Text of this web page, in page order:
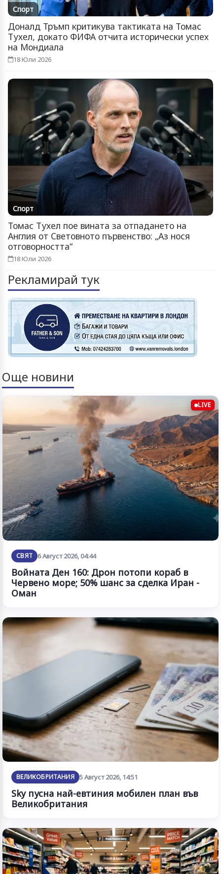
Спорт
Доналд Тръмп критикува тактиката на Томас
Тухел, докато ФИФА отчита исторически успех
на Мондиала
18 Юли 2026
Спорт
Томас Тухел пое вината за отпадането на
Англия от Световното първенство: „Аз нося
отговорността“
18 Юли 2026
Рекламирай тук
Още новини
LIVE
СВЯТ 6 Август 2026, 04:44
Войната Ден 160: Дрон потопи кораб в
Червено море; 50% шанс за сделка Иран -
Оман
ВЕЛИКОБРИТАНИЯ 5 Август 2026, 14:51
Sky пусна най-евтиния мобилен план във
Великобритания